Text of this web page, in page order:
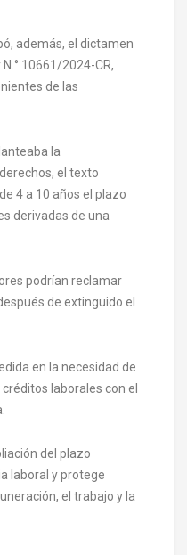
además, el dictamen
10661/2024-CR,
de las
la
el texto
4 a 10 años el plazo
derivadas de una
podrían reclamar
de extinguido el
en la necesidad de
laborales con el
del plazo
laboral y protege
el trabajo y la